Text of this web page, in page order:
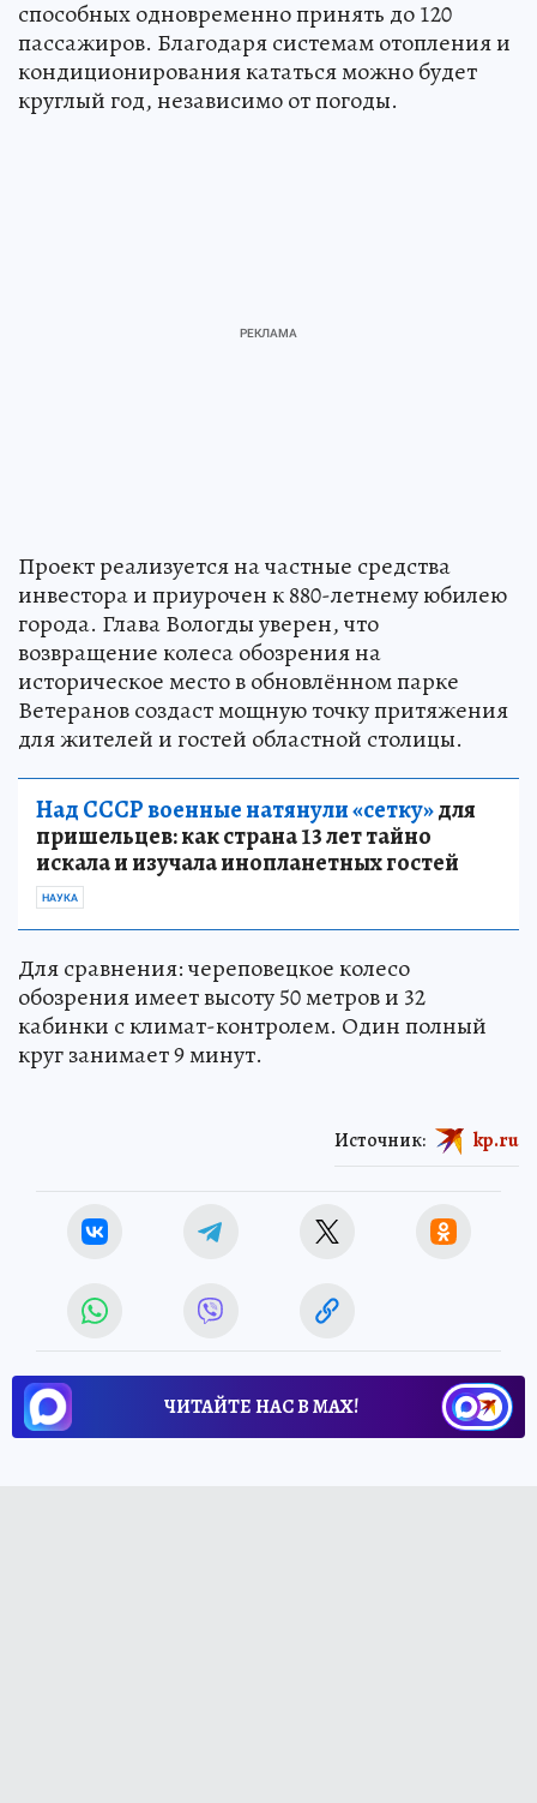
способных одновременно принять до 120
пассажиров. Благодаря системам отопления и
кондиционирования кататься можно будет
круглый год, независимо от погоды.
Проект реализуется на частные средства
инвестора и приурочен к 880-летнему юбилею
города. Глава Вологды уверен, что
возвращение колеса обозрения на
историческое место в обновлённом парке
Ветеранов создаст мощную точку притяжения
для жителей и гостей областной столицы.
Над СССР военные натянули «сетку»для
пришельцев: как страна 13 лет тайно
искала и изучала инопланетных гостей
НАУКА
Для сравнения: череповецкое колесо
обозрения имеет высоту 50 метров и 32
кабинки с климат-контролем. Один полный
круг занимает 9 минут.
Источник: kp.ru
ЧИТАЙТЕ НАС В МАХ!